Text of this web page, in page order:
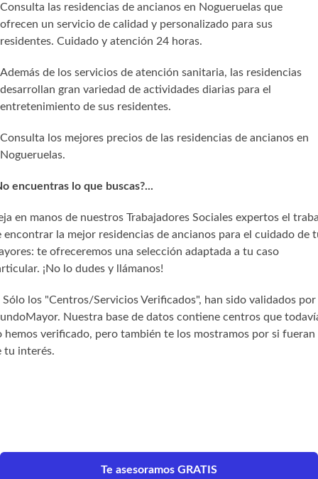
Consulta las residencias de ancianos en Nogueruelas que
ofrecen un servicio de calidad y personalizado para sus
residentes. Cuidado y atención 24 horas.
Además de los servicios de atención sanitaria, las residencias
desarrollan gran variedad de actividades diarias para el
entretenimiento de sus residentes.
Consulta los mejores precios de las residencias de ancianos en
Nogueruelas.
encuentras lo que buscas?...
en manos de nuestros Trabajadores Sociales expertos el
encontrar la mejor residencias de ancianos para el cuidado de
te ofreceremos una selección adaptada a tu caso
¡No lo dudes y llámanos!
Sólo los "Centros/Servicios Verificados", han sido validados por
Nuestra base de datos contiene centros que
hemos verificado, pero también te los mostramos por si fueran
tu interés.
Te asesoramos GRATIS